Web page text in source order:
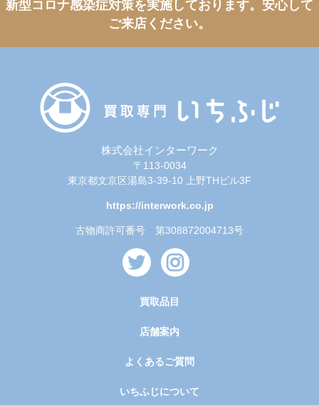
新型コロナ感染症対策を実施しております。 安心して
ご来店ください。
株式会社インターワーク
〒113-0034
東京都文京区湯島3-39-10 上野THビル3F
https://interwork.co.jp
古物商許可番号 第308872004713号
買取品目
店舗案内
よくあるご質問
いちふじについて